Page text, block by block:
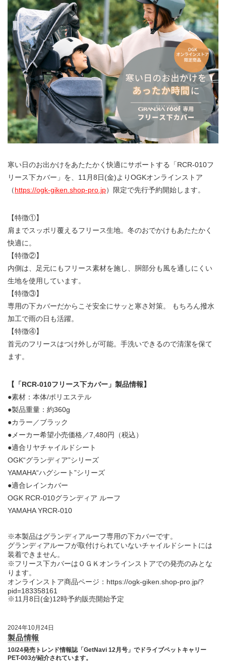
寒い日のお出かけをあたたかく快適にサポートする「RCR-010フ
リース下カバー」を、11月8日(金)よりOGKオンラインストア
（https://ogk-giken.shop-pro.jp）限定で先行予約開始します。
【特徴①】
肩までスッポリ覆えるフリース生地。冬のおでかけもあたたかく
快適に。
【特徴②】
内側は、足元にもフリース素材を施し、胴部分も風を通しにくい
生地を使用しています。
【特徴③】
専用の下カバーだからこそ安全にサッと寒さ対策。 もちろん撥水
加工で雨の日も活躍。
【特徴④】
首元のフリースはつけ外しが可能。手洗いできるので清潔を保て
ます。
【「RCR-010フリース下カバー」製品情報】
●素材：本体/ポリエステル
●製品重量：約360g
●カラー／ブラック
●メーカー希望小売価格／7,480円（税込）
●適合リヤチャイルドシート
OGK“グランディア”シリーズ
YAMAHA“ハグシート”シリーズ
●適合レインカバー
OGK RCR-010グランディア ルーフ
YAMAHA YRCR-010
※本製品はグランディアルーフ専用の下カバーです。
グランディアルーフが取付けられていないチャイルドシートには
装着できません。
※フリース下カバーはＯＧＫオンラインストアでの発売のみとな
ります。
オンラインストア商品ページ：https://ogk-giken.shop-pro.jp/?
pid=183358161
※11月8日(金)12時予約販売開始予定
2024年10月24日
製品情報
10/24発売トレンド情報誌「GetNavi 12月号」でドライブペットキャリー
PET-003が紹介されています。